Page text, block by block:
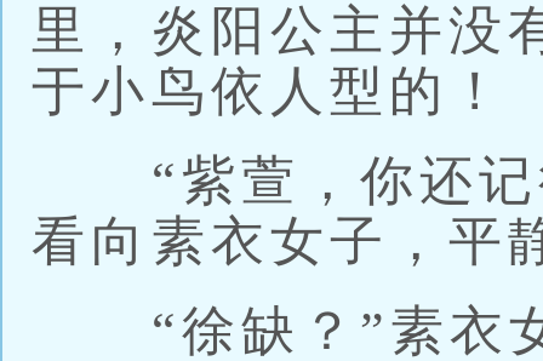
里，炎阳公主并没
于小鸟依人型的！
“紫萱，你还记
看向素衣女子，平
“徐缺？”素衣